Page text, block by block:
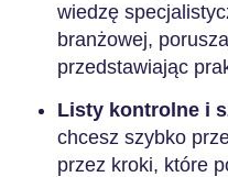
wiedzę
branżowej,
przedstawiając
Listy kontrolne i
chcesz szybko
przez kroki, które